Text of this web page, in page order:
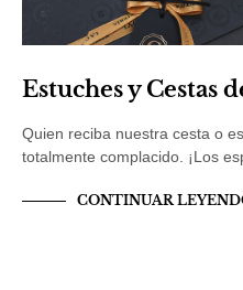
Estuches y Cestas
Quien reciba nuestra cesta o
totalmente complacido. ¡Los
CONTINUAR